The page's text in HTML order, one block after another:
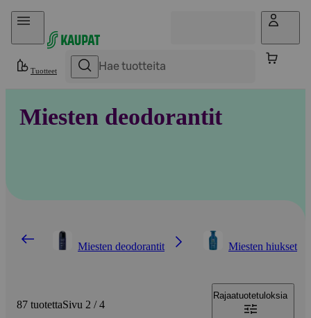
Hyppää sisältöön
Tuotteet
Miesten deodorantit
Miesten deodorantit Miesten hiukset
87 tuotettaSivu 2 / 4
Rajaatuotetuloksia